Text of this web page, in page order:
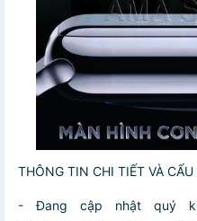
THÔNG TIN CHI TIẾT VÀ
- Đang cập nhật quý